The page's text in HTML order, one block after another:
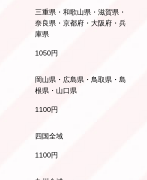
三重県・和歌山県・滋賀県・
奈良県・京都府・大阪府・兵
庫県
1050円
岡山県・広島県・鳥取県・島
根県・山口県
1100円
四国全域
1100円